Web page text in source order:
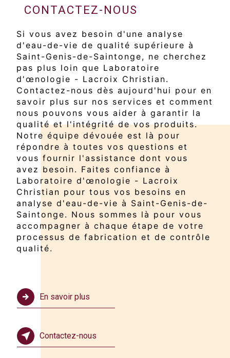
CONTACTEZ-NOUS
Si vous avez besoin d'une analyse
d'eau-de-vie de qualité supérieure à
Saint-Genis-de-Saintonge, ne cherchez
pas plus loin que Laboratoire
d'œnologie - Lacroix Christian.
Contactez-nous dès aujourd'hui pour en
savoir plus sur nos services et comment
nous pouvons vous aider à garantir la
qualité et l'intégrité de vos produits.
Notre équipe dévouée est là pour
répondre à toutes vos questions et
vous fournir l'assistance dont vous
avez besoin. Faites confiance à
Laboratoire d'œnologie - Lacroix
Christian pour tous vos besoins en
analyse d'eau-de-vie à Saint-Genis-de-
Saintonge. Nous sommes là pour vous
accompagner à chaque étape de votre
processus de fabrication et de contrôle
qualité.
En savoir plus
Contactez-nous